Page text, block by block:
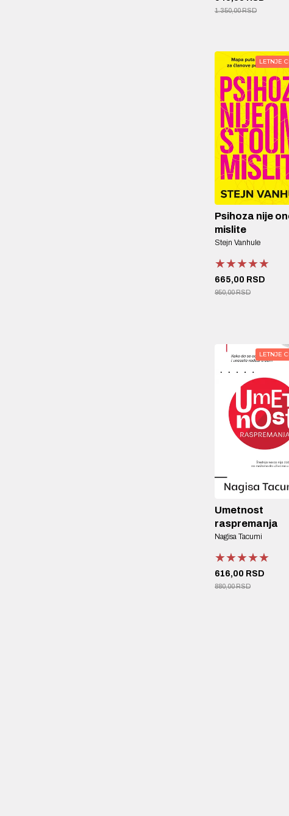
1.350,00 RSD
LETNJE
Psihoza nije
mislite
Stejn Vanhule
★★★★★
★★★★★
★★★★★
665,00 RSD
950,00 RSD
LETNJE
Umetnost
raspremanja
Nagisa Tacumi
★★★★★
★★★★★
★★★★★
616,00 RSD
880,00 RSD